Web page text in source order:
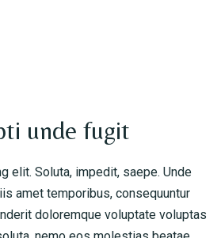
unde fugit
elit. Soluta, impedit, saepe. Unde
amet temporibus, consequuntur
doloremque voluptate voluptas